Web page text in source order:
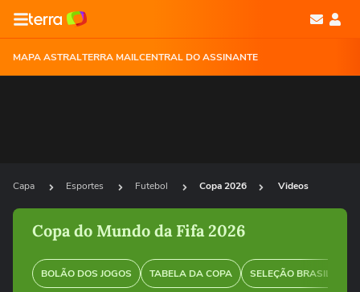
MAPA ASTRALTERRA MAILCENTRAL DO ASSINANTE
Capa Esportes Futebol Copa 2026 Videos
Copa do Mundo da Fifa 2026
BOLÃO DOS JOGOS TABELA DA COPA SELEÇÃO BRASILEIRA